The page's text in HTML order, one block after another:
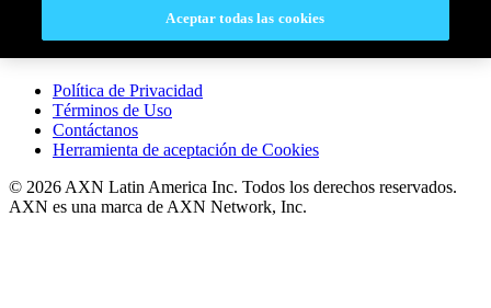
LEGAL
Política de Privacidad
Términos de Uso
Contáctanos
Herramienta de aceptación de Cookies
© 2026 AXN Latin America Inc. Todos los derechos reservados.
AXN es una marca de AXN Network, Inc.
Aceptar todas las cookies